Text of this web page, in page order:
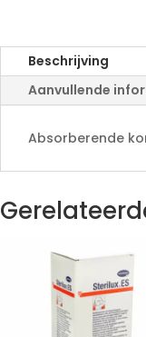
a
t
Beschrijving
Aanvullende
Absorberende